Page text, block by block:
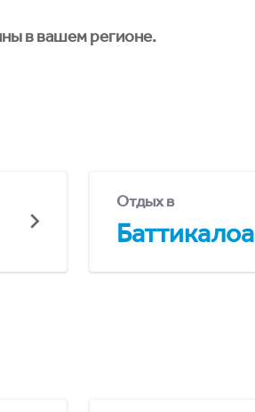
в вашем регионе.
Отдых в
Баттикалоа